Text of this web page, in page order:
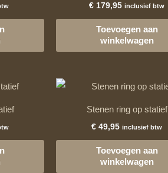
€ 179,95 inclusief btw
Toevoegen aan
winkelwagen
Stenen ring op statief
€ 49,95 inclusief btw
Toevoegen aan
winkelwagen